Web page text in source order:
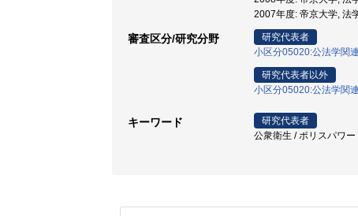
2007年度: 帝京大学, 法
審査区分/研究分野
研究代表者
小区分05020:公法学関連
研究代表者以外
小区分05020:公法学関連
キーワード
研究代表者
公衆衛生 / ポリスパワ